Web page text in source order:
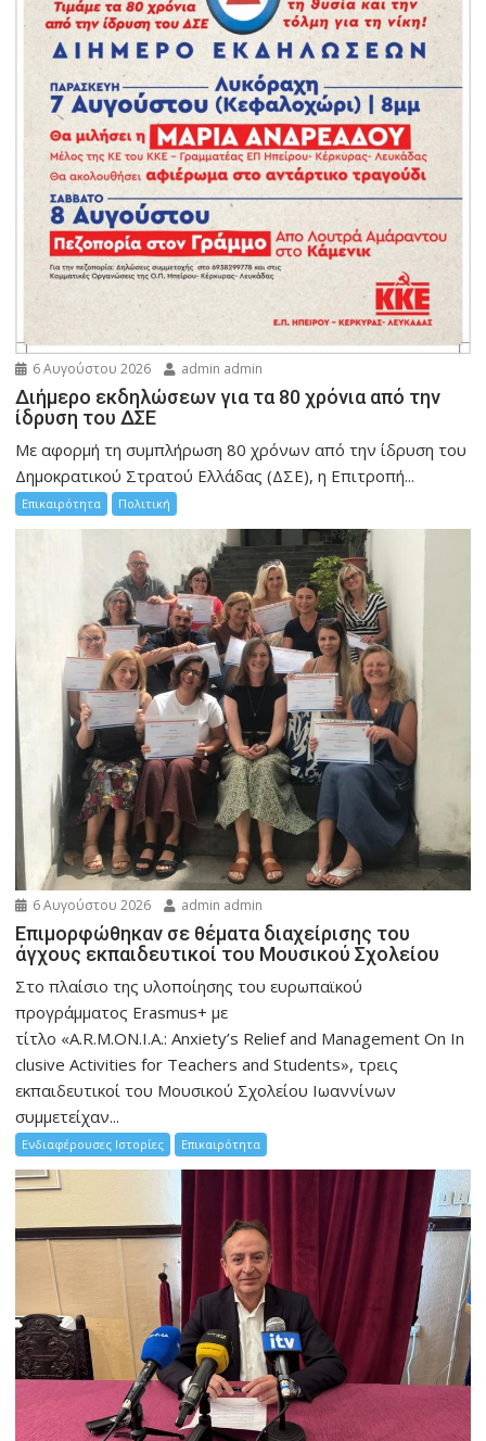
6 Αυγούστου 2026 admin admin
Διήμερο εκδηλώσεων για τα 80 χρόνια από την
ίδρυση του ΔΣΕ
Με αφορμή τη συμπλήρωση 80 χρόνων από την ίδρυση του
Δημοκρατικού Στρατού Ελλάδας (ΔΣΕ), η Επιτροπή...
Επικαιρότητα Πολιτική
6 Αυγούστου 2026 admin admin
Eπιμορφώθηκαν σε θέματα διαχείρισης του
άγχους εκπαιδευτικοί του Μουσικού Σχολείου
Στο πλαίσιο της υλοποίησης του ευρωπαϊκού
προγράμματος Erasmus+ με
τίτλο «A.R.M.ON.I.A.: Anxiety’s Relief and Management On In
clusive Activities for Teachers and Students», τρεις
εκπαιδευτικοί του Μουσικού Σχολείου Ιωαννίνων
συμμετείχαν...
Ενδιαφέρουσες Ιστορίες Επικαιρότητα